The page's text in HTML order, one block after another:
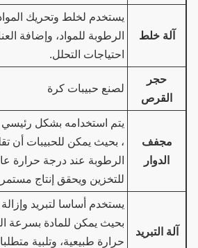
آلة خلط
يستخدم لخلط وتحريك
الرطوبة للمواد، وإضافة
احتياجات التحلل.
حجر
القرص
لصنع حبيبات كرة
مجفف
الدوار
يتم استخدامه بشكل رئيسي
، بحيث يمكن للحبيبات أن
الرطوبة عند درجة حرارة
للتخزين ويحقق إنتاج
آلة التبريد
يستخدم أساسا لتبريد
بحيث يمكن للمادة بسرعة
حرارة طبيعية، وتلبية